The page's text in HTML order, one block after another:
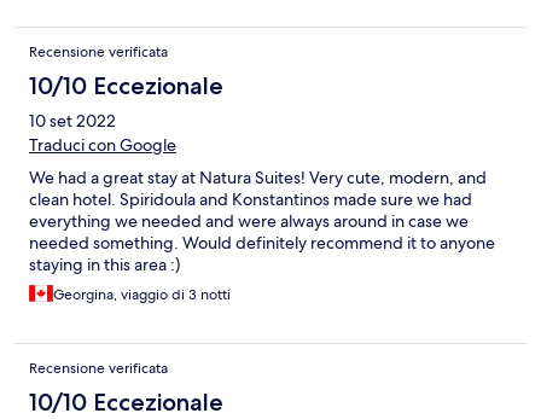
Recensione verificata
10/10 Eccezionale
10 set 2022
Traduci con Google
We had a great stay at Natura Suites! Very cute, modern, and
clean hotel. Spiridoula and Konstantinos made sure we had
everything we needed and were always around in case we
needed something. Would definitely recommend it to anyone
staying in this area :)
Georgina, viaggio di 3 notti
Recensione verificata
10/10 Eccezionale